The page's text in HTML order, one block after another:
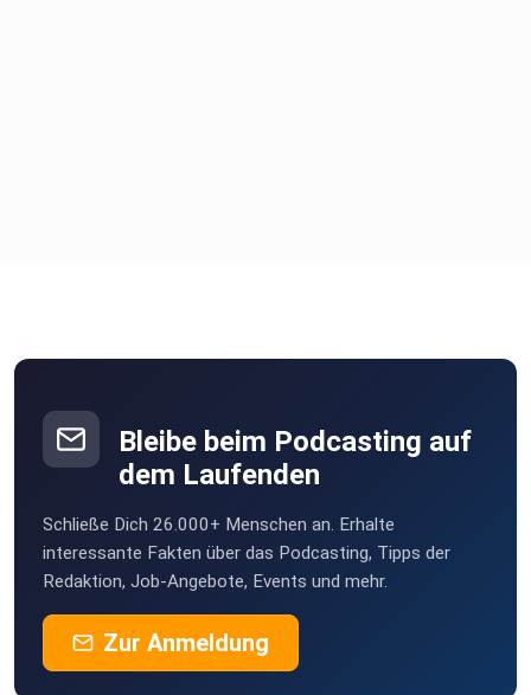
Bleibe beim Podcasting auf
dem Laufenden
Schließe Dich 26.000+ Menschen an. Erhalte
interessante Fakten über das Podcasting, Tipps der
Redaktion, Job-Angebote, Events und mehr.
Zur Anmeldung